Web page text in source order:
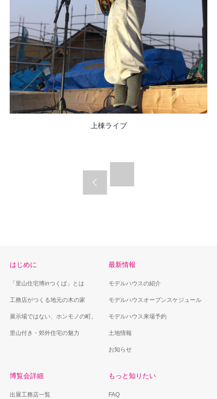
上棟ライブ
はじめに
「里山住宅博inつくば」とは
工務店がつくる地元の木の家
展示場ではない、ホンモノの町。
里山付き・郊外住宅の魅力
最新情報
モデルハウスの紹介
モデルハウスオープンスケジュール
モデルハウス来場予約
土地情報
お知らせ
博覧会詳細
出展工務店一覧
もっと知りたい
FAQ